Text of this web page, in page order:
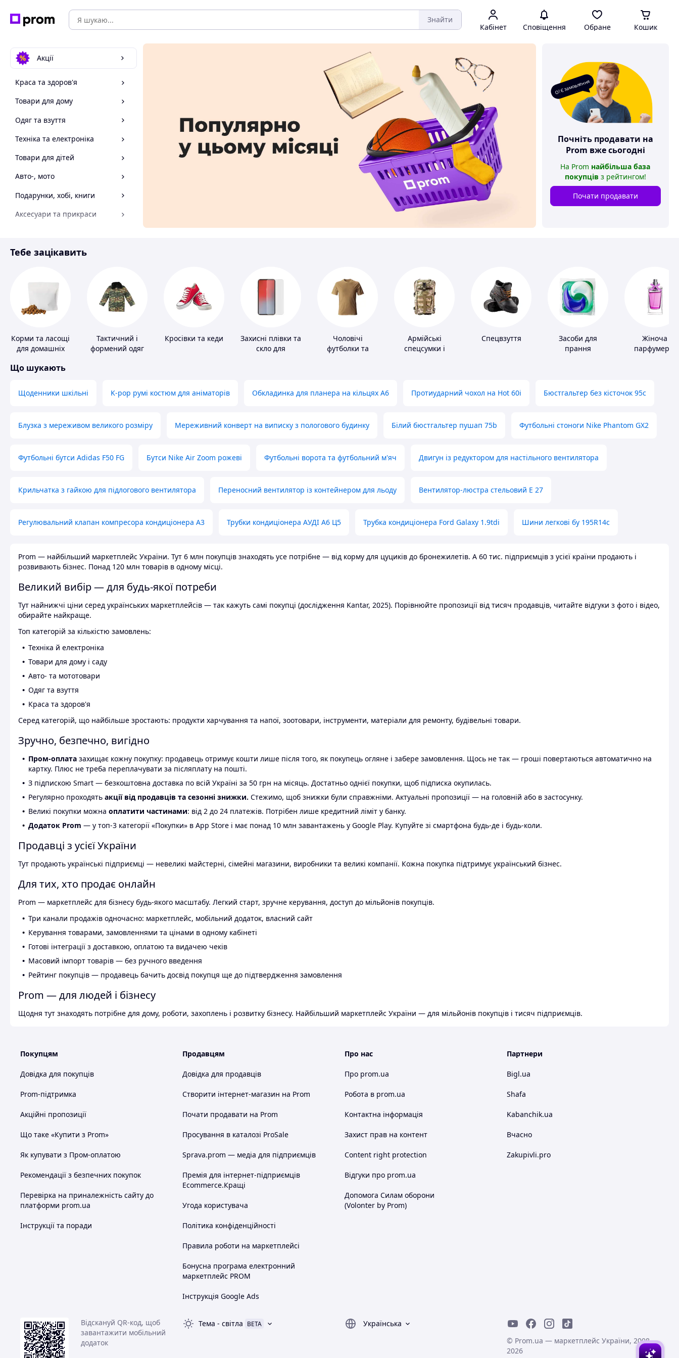
Знайти
Кабінет Сповіщення Обране Кошик
Акції
Краса та здоров'я
Товари для дому
Одяг та взуття
Техніка та електроніка
Товари для дітей
Авто-, мото
Подарунки, хобі, книги
Аксесуари та прикраси
Спорт і відпочинок
О! Є замовлення
Почніть продавати на
Prom вже сьогодні
На Prom найбільша база
покупців з рейтингом!
Почати продавати
Тебе зацікавить
Корми та ласощі
для домашніх
Тактичний і
формений одяг
Кросівки та кеди
Захисні плівки та
скло для
Чоловічі
футболки та
Армійські
спецсумки і
Спецвзуття
Засоби для
прання
Жіноча
парфумерія
Що шукають
Щоденники шкільні K-pop румі костюм для аніматорів Обкладинка для планера на кільцях А6 Протиударний чохол на Hot 60i Бюстгальтер без кісточок 95с
Блузка з мереживом великого розміру Мереживний конверт на виписку з пологового будинку Білий бюстгальтер пушап 75b Футбольні стоноги Nike Phantom GX2
Футбольні бутси Adidas F50 FG Бутси Nike Air Zoom рожеві Футбольні ворота та футбольний м'яч Двигун із редуктором для настільного вентилятора
Крильчатка з гайкою для підлогового вентилятора Переносний вентилятор із контейнером для льоду Вентилятор-люстра стельовий E 27
Регулювальний клапан компресора кондиціонера А3 Трубки кондиціонера АУДІ А6 Ц5 Трубка кондиціонера Ford Galaxy 1.9tdi Шини легкові бу 195R14c
Prom — найбільший маркетплейс України. Тут 6 млн покупців знаходять усе потрібне — від корму для цуциків до бронежилетів. А 60 тис. підприємців з усієї країни продають і
розвивають бізнес. Понад 120 млн товарів в одному місці.
Великий вибір — для будь-якої потреби
Тут найнижчі ціни серед українських маркетплейсів — так кажуть самі покупці (дослідження Kantar, 2025). Порівнюйте пропозиції від тисяч продавців, читайте відгуки з фото і відео,
обирайте найкраще.
Топ категорій за кількістю замовлень:
Техніка й електроніка
Товари для дому і саду
Авто- та мототовари
Одяг та взуття
Краса та здоров'я
Серед категорій, що найбільше зростають: продукти харчування та напої, зоотовари, інструменти, матеріали для ремонту, будівельні товари.
Зручно, безпечно, вигідно
Пром-оплата захищає кожну покупку: продавець отримує кошти лише після того, як покупець огляне і забере замовлення. Щось не так — гроші повертаються автоматично на
картку. Плюс не треба переплачувати за післяплату на пошті.
З підпискою Smart — безкоштовна доставка по всій Україні за 50 грн на місяць. Достатньо однієї покупки, щоб підписка окупилась.
Регулярно проходять акції від продавців та сезонні знижки. Стежимо, щоб знижки були справжніми. Актуальні пропозиції — на головній або в застосунку.
Великі покупки можна оплатити частинами: від 2 до 24 платежів. Потрібен лише кредитний ліміт у банку.
Додаток Prom — у топ-3 категорії «Покупки» в App Store і має понад 10 млн завантажень у Google Play. Купуйте зі смартфона будь-де і будь-коли.
Продавці з усієї України
Тут продають українські підприємці — невеликі майстерні, сімейні магазини, виробники та великі компанії. Кожна покупка підтримує український бізнес.
Для тих, хто продає онлайн
Prom — маркетплейс для бізнесу будь-якого масштабу. Легкий старт, зручне керування, доступ до мільйонів покупців.
Три канали продажів одночасно: маркетплейс, мобільний додаток, власний сайт
Керування товарами, замовленнями та цінами в одному кабінеті
Готові інтеграції з доставкою, оплатою та видачею чеків
Масовий імпорт товарів — без ручного введення
Рейтинг покупців — продавець бачить досвід покупця ще до підтвердження замовлення
Prom — для людей і бізнесу
Щодня тут знаходять потрібне для дому, роботи, захоплень і розвитку бізнесу. Найбільший маркетплейс України — для мільйонів покупців і тисяч підприємців.
Покупцям
Довідка для покупців
Prom-підтримка
Акційні пропозиції
Що таке «Купити з Prom»
Як купувати з Пром-оплатою
Рекомендації з безпечних покупок
Перевірка на приналежність сайту до
платформи prom.ua
Інструкції та поради
Продавцям
Довідка для продавців
Створити інтернет-магазин на Prom
Почати продавати на Prom
Просування в каталозі ProSale
Sprava.prom — медіа для підприємців
Премія для інтернет-підприємців
Ecommerce.Кращі
Угода користувача
Політика конфіденційності
Правила роботи на маркетплейсі
Бонусна програма електронний
маркетплейс PROM
Інструкція Google Ads
Про нас
Про prom.ua
Робота в prom.ua
Контактна інформація
Захист прав на контент
Content right protection
Відгуки про prom.ua
Допомога Силам оборони
(Volonter by Prom)
Партнери
Bigl.ua
Shafa
Kabanchik.ua
Вчасно
Zakupivli.pro
Відскануй QR-код, щоб
завантажити мобільний
додаток
Тема - світла BETA
Українська
© Prom.ua — маркетплейс України, 2008-
2026